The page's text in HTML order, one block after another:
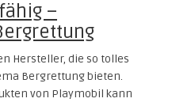
–
Hersteller, die so tolles
Bergrettung bieten.
von Playmobil kann